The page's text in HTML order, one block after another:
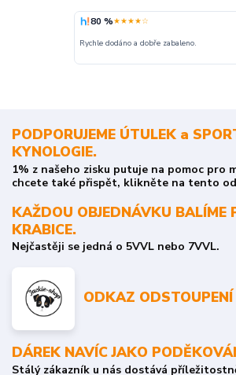
80 %★★★★☆
Rychle dodáno a dobře zabaleno.
PODPORUJEME ÚTULEK a
KYNOLOGIE.
1% z našeho zisku putuje na pomoc pro
chcete také přispět, klikněte na tento
KAŽDOU OBJEDNÁVKU BALÍME
KRABICE.
Nejčastěji se jedná o 5VVL nebo 7VVL.
ODKAZ
DÁREK NAVÍC JAKO
Stálý zákazník u nás dostává